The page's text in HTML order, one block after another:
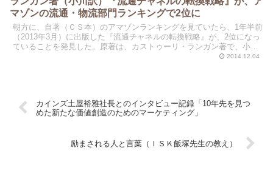
マゾンの流通・物流部門ランキングで2位に
朝方に、自著（ＣＳ本）のアマゾンランキングを見ていたら、1年半前
（2013年3月）に出版した『流通チャネルの転換戦略』が、2位になっ
ていることを発見した。原著は、カストゥーリ・ランガン著で、小川
2014.12.04
カインズ土屋裕雅社長とのインタビュー記録「10年先を見つ
めた新たな価値創造のためのマーケティング」
励まされる人と言葉（ＩＳＫ飯塚先生の教え）